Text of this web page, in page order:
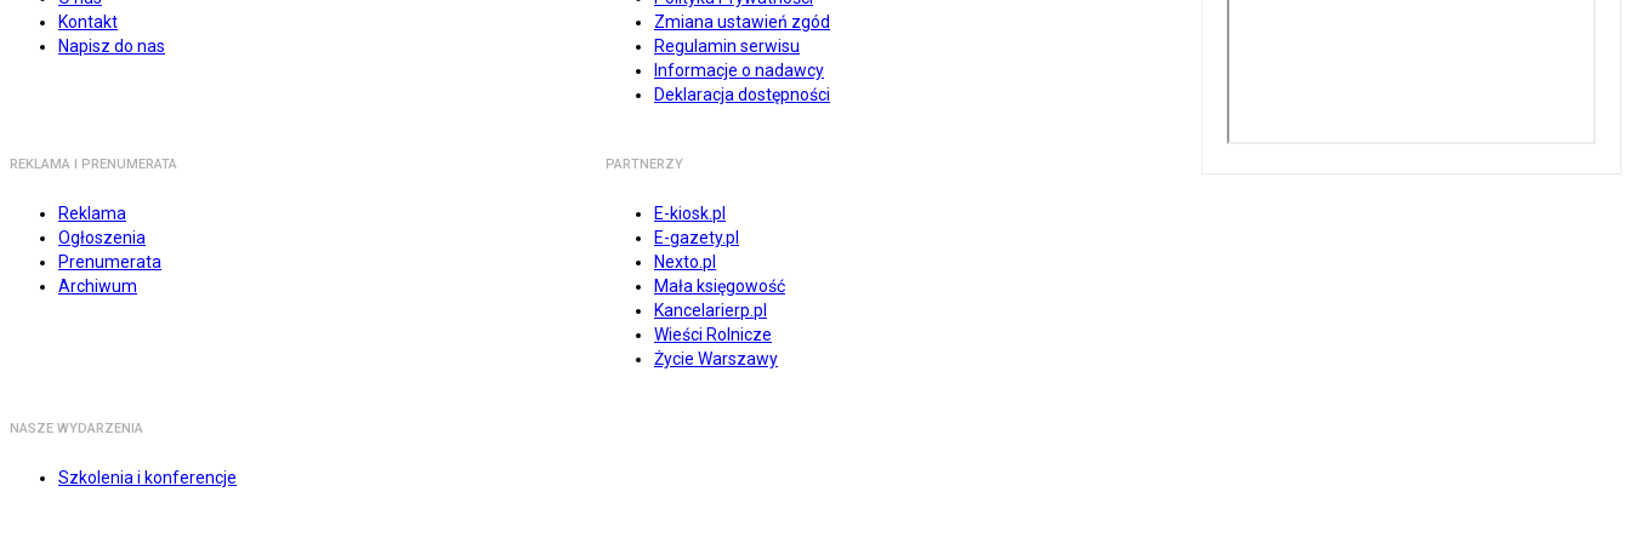
Kontakt
Napisz do nas
Zmiana ustawień zgód
Regulamin serwisu
Informacje o nadawcy
Deklaracja dostępności
REKLAMA I PRENUMERATA
Reklama
Ogłoszenia
Prenumerata
Archiwum
PARTNERZY
E-kiosk.pl
E-gazety.pl
Nexto.pl
Mała księgowość
Kancelarierp.pl
Wieści Rolnicze
Życie Warszawy
NASZE WYDARZENIA
Szkolenia i konferencje